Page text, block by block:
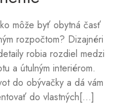
môže byť obytná časť
rozpočtom? Dizajnéri
robia rozdiel medzi
a útulným interiérom.
do obývačky a dá vám
do vlastných[...]